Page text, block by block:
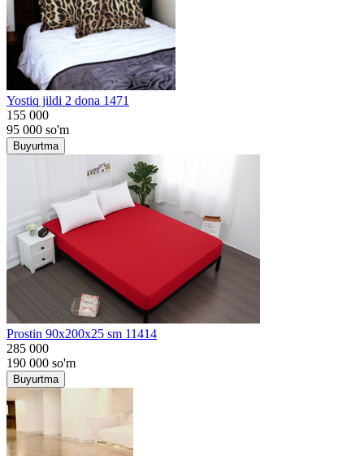
Yostiq jildi 2 dona 1471
155 000
95 000 so'm
Buyurtma
Prostin 90x200x25 sm 11414
285 000
190 000 so'm
Buyurtma